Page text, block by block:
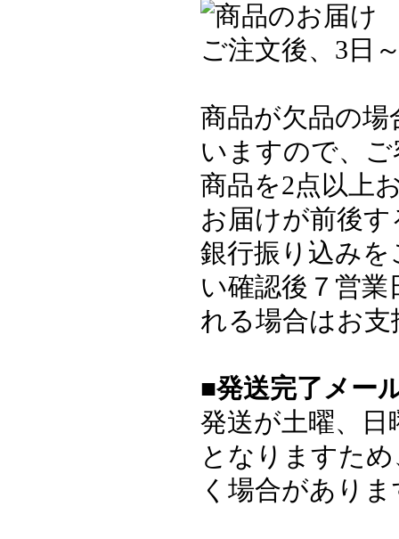
ご注文後、3日
商品が欠品の
いますので、
商品を2点以上
お届けが前後
銀行振り込み
い確認後７営
れる場合はお
■発送完了メー
発送が土曜、日
となりますた
く場合があり